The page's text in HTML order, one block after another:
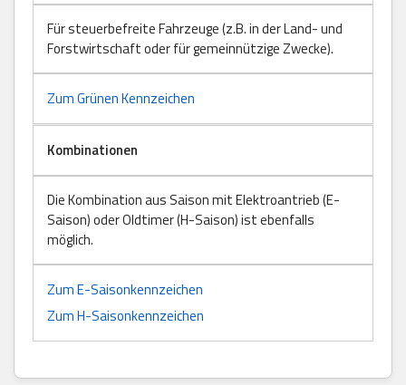
Für steuerbefreite Fahrzeuge (z.B. in der Land- und
Forstwirtschaft oder für gemeinnützige Zwecke).
Zum Grünen Kennzeichen
Kombinationen
Die Kombination aus Saison mit Elektroantrieb (E-
Saison) oder Oldtimer (H-Saison) ist ebenfalls
möglich.
Zum E-Saisonkennzeichen
Zum H-Saisonkennzeichen